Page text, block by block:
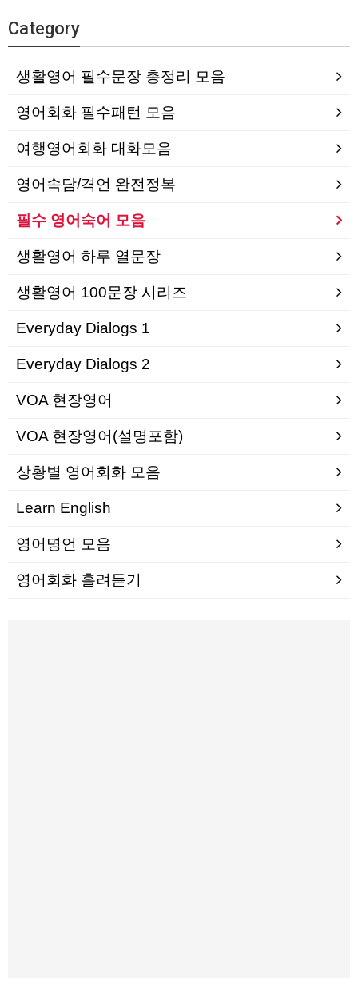
Category
생활영어 필수문장 총정리 모음
영어회화 필수패턴 모음
여행영어회화 대화모음
영어속담/격언 완전정복
필수 영어숙어 모음
생활영어 하루 열문장
생활영어 100문장 시리즈
Everyday Dialogs 1
Everyday Dialogs 2
VOA 현장영어
VOA 현장영어(설명포함)
상황별 영어회화 모음
Learn English
영어명언 모음
영어회화 흘려듣기